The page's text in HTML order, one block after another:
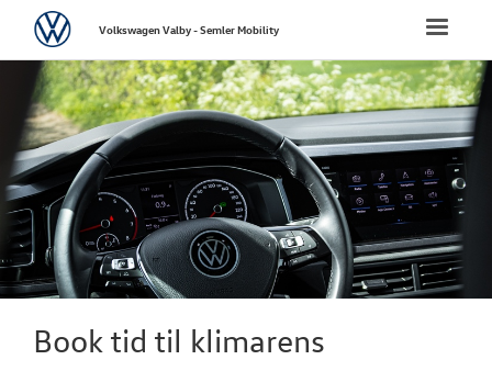
FORSIDE
NYE
BRUGTE BILER
VÆRKSTED
Toggle
VolkswagenVolkswagen Valby - Semler Mobility
Book tid til klimarens